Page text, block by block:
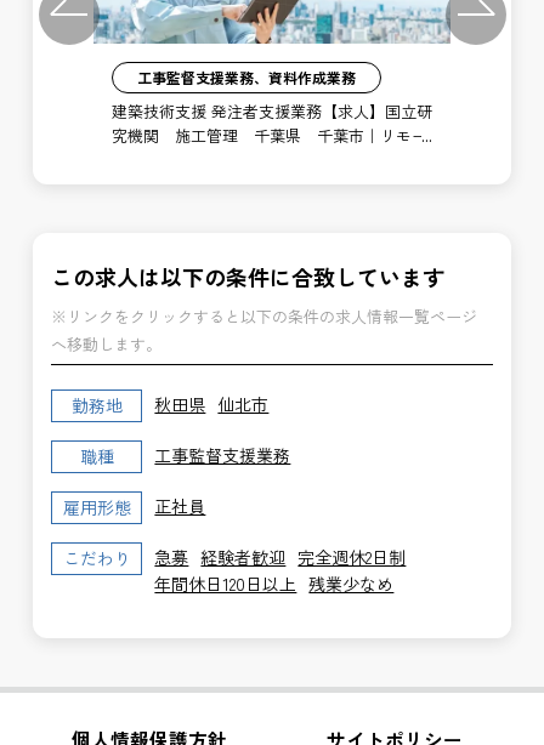
Previous
工事監督支援業務、資料作成業務
建築技術支援 発注者支援業務【求人】国立研
究機関 施工管理 千葉県 千葉市｜リモー
Next
この求人は以下の条件に合致しています
※リンクをクリックすると以下の条件の求人情報一覧ページ
へ移動します。
勤務地 秋田県 仙北市
職種 工事監督支援業務
雇用形態 正社員
こだわり 急募 経験者歓迎 完全週休2日制
年間休日120日以上 残業少なめ